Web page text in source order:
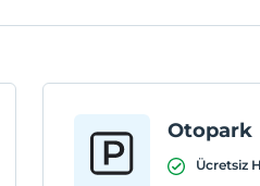
Otopark
Ücretsiz